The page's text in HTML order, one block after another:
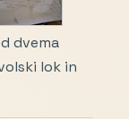
dvema
lok in